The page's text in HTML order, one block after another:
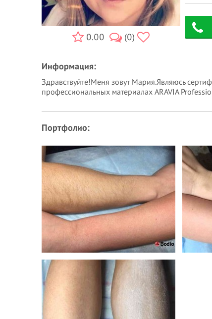
0.00 (0)
Информация:
Здравствуйте!Меня зовут Мария.Являюсь
профессиональных материалах ARAVIA
Портфолио: